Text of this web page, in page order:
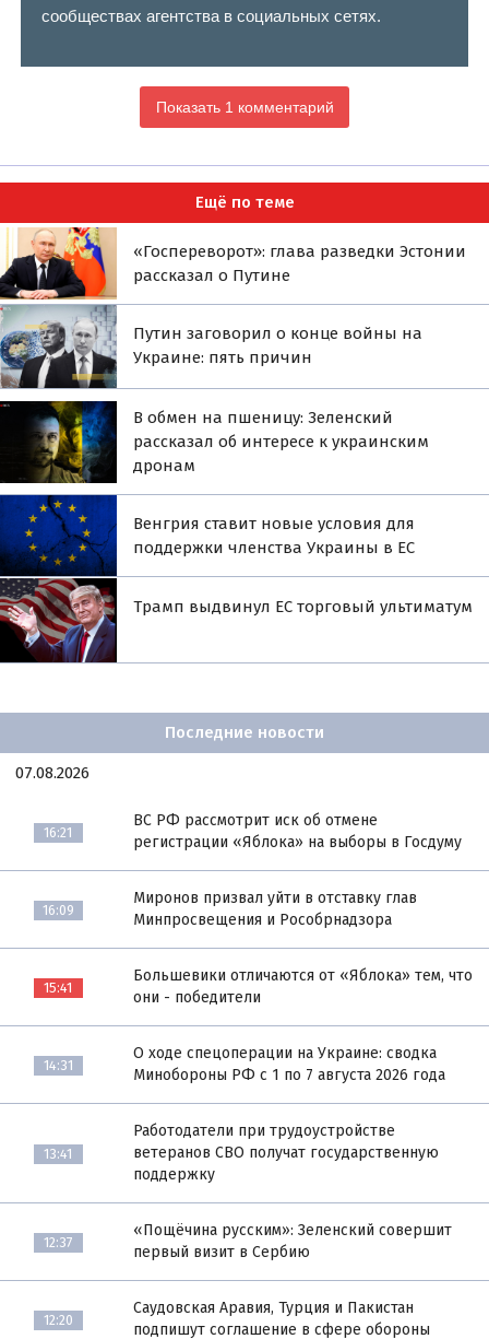
сообществах агентства в социальных сетях.
Показать 1 комментарий
Ещё по теме
«Госпереворот»: глава разведки Эстонии
рассказал о Путине
Путин заговорил о конце войны на
Украине: пять причин
В обмен на пшеницу: Зеленский
рассказал об интересе к украинским
дронам
Венгрия ставит новые условия для
поддержки членства Украины в ЕС
Трамп выдвинул ЕС торговый ультиматум
Последние новости
07.08.2026
16:21
ВС РФ рассмотрит иск об отмене
регистрации «Яблока» на выборы в Госдуму
16:09
Миронов призвал уйти в отставку глав
Минпросвещения и Рособрнадзора
15:41
Большевики отличаются от «Яблока» тем, что
они - победители
14:31
О ходе спецоперации на Украине: сводка
Минобороны РФ с 1 по 7 августа 2026 года
13:41
Работодатели при трудоустройстве
ветеранов СВО получат государственную
поддержку
12:37
«Пощёчина русским»: Зеленский совершит
первый визит в Сербию
12:20
Саудовская Аравия, Турция и Пакистан
подпишут соглашение в сфере обороны